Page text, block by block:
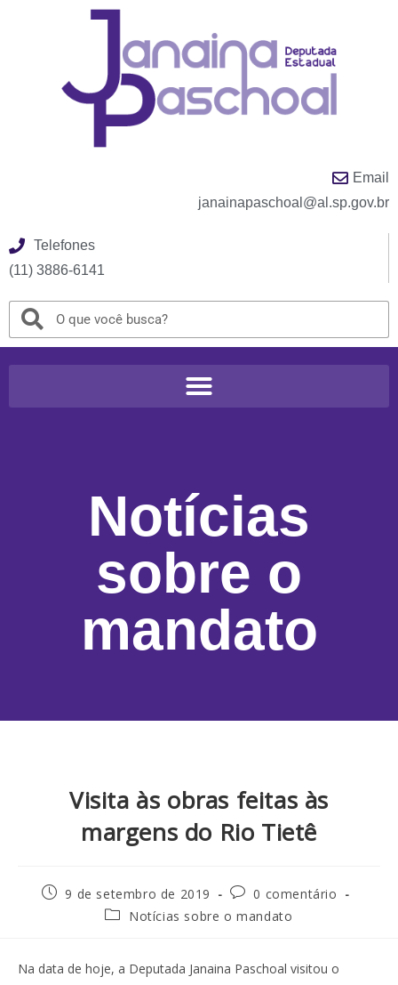
Email
janainapaschoal@al.sp.gov.br
Telefones
(11) 3886-6141
Notícias
sobre o
mandato
Visita às obras feitas às
margens do Rio Tietê
9 de setembro de 2019
0 comentário
Notícias sobre o mandato
Na data de hoje, a Deputada Janaina Paschoal visitou o